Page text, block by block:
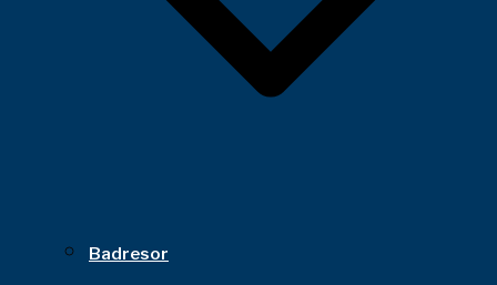
Badresor